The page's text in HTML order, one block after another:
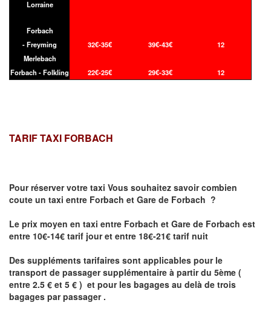
Lorraine
Forbach
- Freyming
Merlebach
32€-35€ 39€-43€ 12
Forbach - Folkling 22€-25€ 29€-33€ 12
TARIF TAXI FORBACH
Pour réserver votre taxi Vous souhaitez savoircombien
coute un taxi entre Forbach et Gare de Forbach ?
Le prix moyen en taxi entre Forbach et Gare de Forbach est
entre 10€-14€ tarif jour et entre 18€-21€ tarif nuit
Des suppléments tarifaires sont applicables pour le
transport de passager supplémentaire à partir du 5ème (
entre 2.5 € et 5 € ) et pour les bagages au delà de trois
bagages par passager .